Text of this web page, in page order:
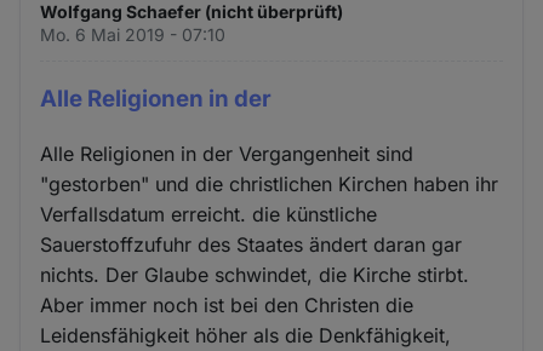
Wolfgang Schaefer (nicht überprüft)
Mo. 6 Mai 2019 - 07:10
Alle Religionen in der
Alle Religionen in der Vergangenheit sind
"gestorben" und die christlichen Kirchen haben ihr
Verfallsdatum erreicht. die künstliche
Sauerstoffzufuhr des Staates ändert daran gar
nichts. Der Glaube schwindet, die Kirche stirbt.
Aber immer noch ist bei den Christen die
Leidensfähigkeit höher als die Denkfähigkeit,